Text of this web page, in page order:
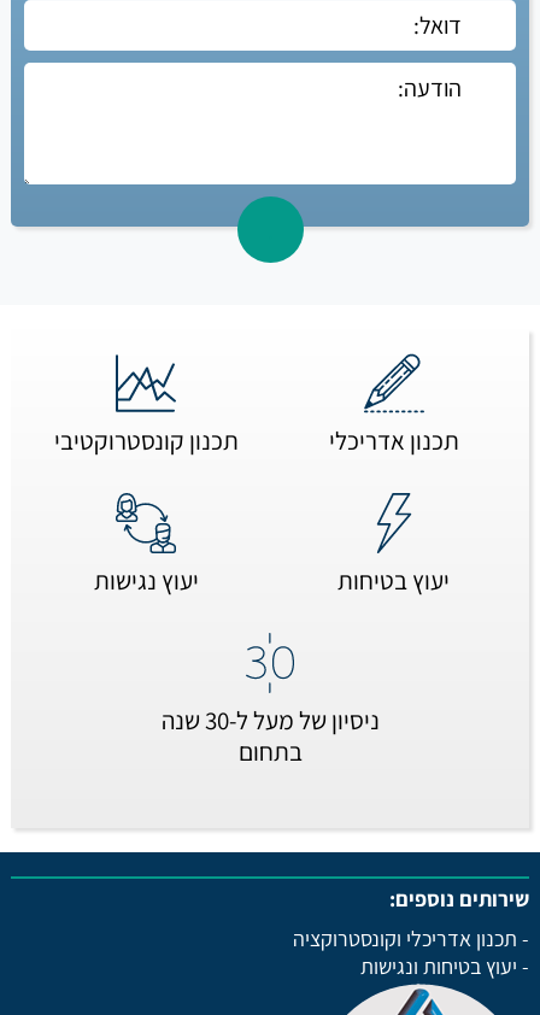
תכנון אדריכלי תכנון קונסטרוקטיבי
יעוץ בטיחות יעוץ נגישות
ניסיון של מעל ל-30 שנה
בתחום
שירותים נוספים:
- תכנון אדריכלי וקונסטרוקציה
- יעוץ בטיחות ונגישות